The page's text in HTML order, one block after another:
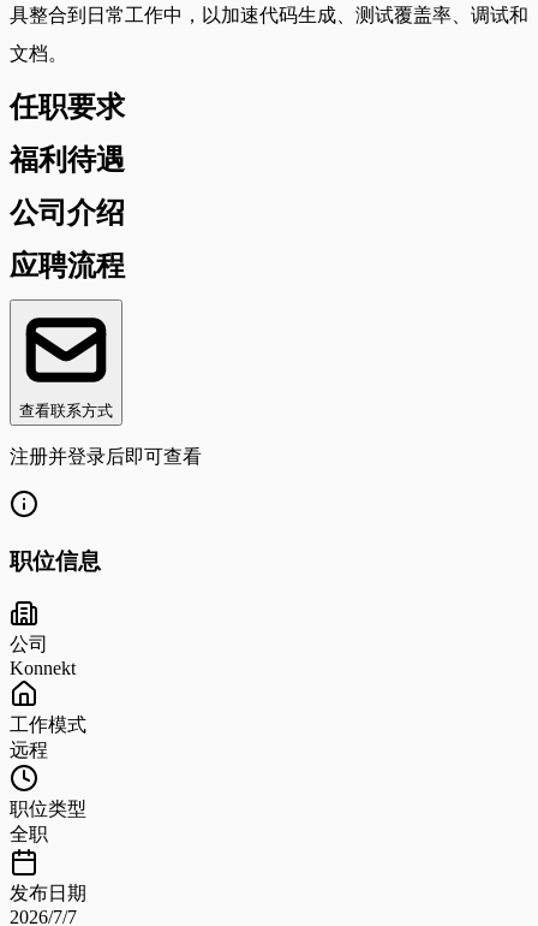
具整合到日常工作中，以加速代码生成、测试覆盖率、调试和
文档。
任职要求
福利待遇
公司介绍
应聘流程
查看联系方式
注册并登录后即可查看
职位信息
公司
Konnekt
工作模式
远程
职位类型
全职
发布日期
2026/7/7